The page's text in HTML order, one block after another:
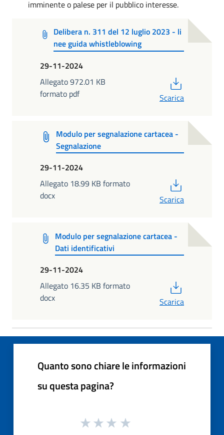
imminente o palese per il pubblico interesse.
Delibera n. 311 del 12 luglio 2023 - li
nee guida whistleblowing
29-11-2024
Allegato 972.01 KB
formato pdf
Scarica
Modulo per segnalazione cartacea -
Segnalazione
29-11-2024
Allegato 18.99 KB formato
docx
Scarica
Modulo per segnalazione cartacea -
Dati identificativi
29-11-2024
Allegato 16.35 KB formato
docx
Scarica
Quanto sono chiare le informazioni
su questa pagina?